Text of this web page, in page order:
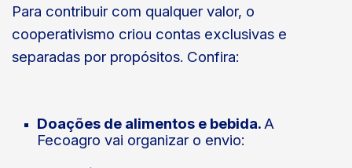
Para contribuir com qualquer valor, o
cooperativismo criou contas exclusivas e
separadas por propósitos. Confira:
Doações de alimentos e bebida.A
Fecoagro vai organizar o envio: